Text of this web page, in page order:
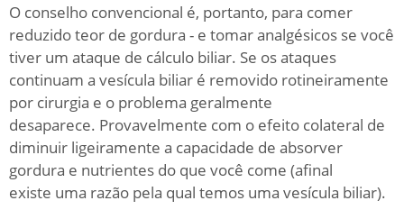
O conselho convencional é, portanto, para comer
reduzido teor de gordura - e tomar analgésicos se você
tiver um ataque de cálculo biliar. Se os ataques
continuam a vesícula biliar é removido rotineiramente
por cirurgia e o problema geralmente
desaparece. Provavelmente com o efeito colateral de
diminuir ligeiramente a capacidade de absorver
gordura e nutrientes do que você come (afinal
existe uma razão pela qual temos uma vesícula biliar).